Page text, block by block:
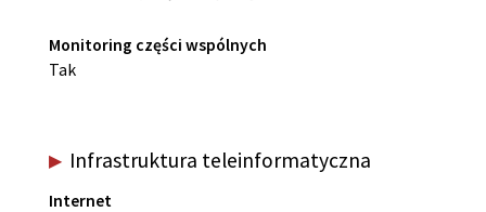
Monitoring części wspólnych
Tak
Infrastruktura teleinformatyczna
Internet